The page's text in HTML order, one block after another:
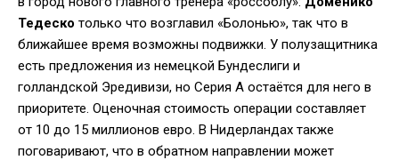
Тедеско только что возглавил «Болонью», так что в
ближайшее время возможны подвижки. У полузащитника
есть предложения из немецкой Бундеслиги и
голландской Эредивизи, но Серия А остаётся для него в
приоритете. Оценочная стоимость операции составляет
от 10 до 15 миллионов евро. В Нидерландах также
поговаривают, что в обратном направлении может